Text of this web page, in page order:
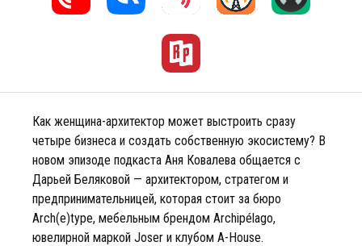
Как женщина-архитектор может выстроить сразу
четыре бизнеса и создать собственную экосистему? В
новом эпизоде подкаста Аня Ковалева общается с
Дарьей Беляковой — архитектором, стратегом и
предпринимательницей, которая стоит за бюро
Arch(e)type, мебельным брендом Archipélago,
ювелирной маркой Joser и клубом A-House.